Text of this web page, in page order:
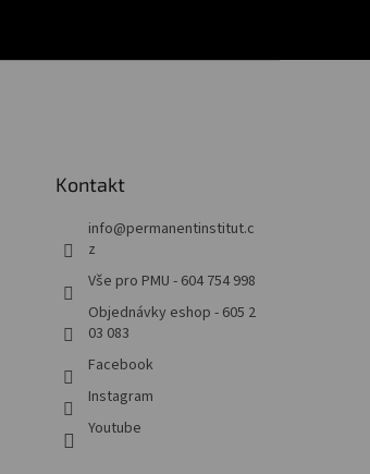
Kontakt
info@permanentinstitut.c
z
Vše pro PMU - 604 754 998
Objednávky eshop - 605 2
03 083
Facebook
Instagram
Youtube